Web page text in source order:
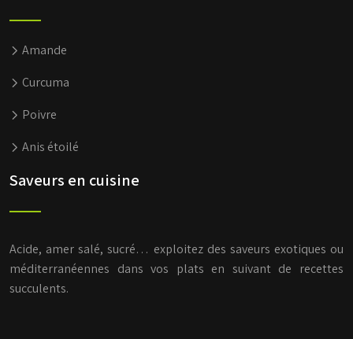
Amande
Curcuma
Poivre
Anis étoilé
Saveurs en cuisine
Acide, amer salé, sucré… exploitez des saveurs exotiques ou
méditerranéennes dans vos plats en suivant de recettes
succulents.